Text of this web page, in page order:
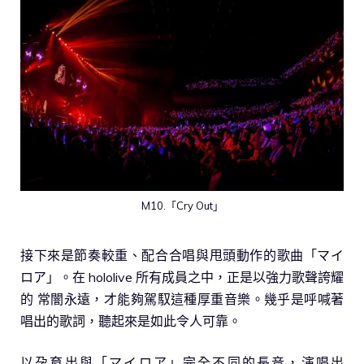
M10.「Cry Out」
接下來是節奏較重、配合合唱與甩頭動作的歌曲「マイ
ロア」。在 hololive 所有成員之中，正是以強力歌聲誇耀
的 常闇永遠，才能夠駕馭這種厚重音樂。幾乎是呼喊著
唱出的歌詞，聽起來是如此令人可靠。